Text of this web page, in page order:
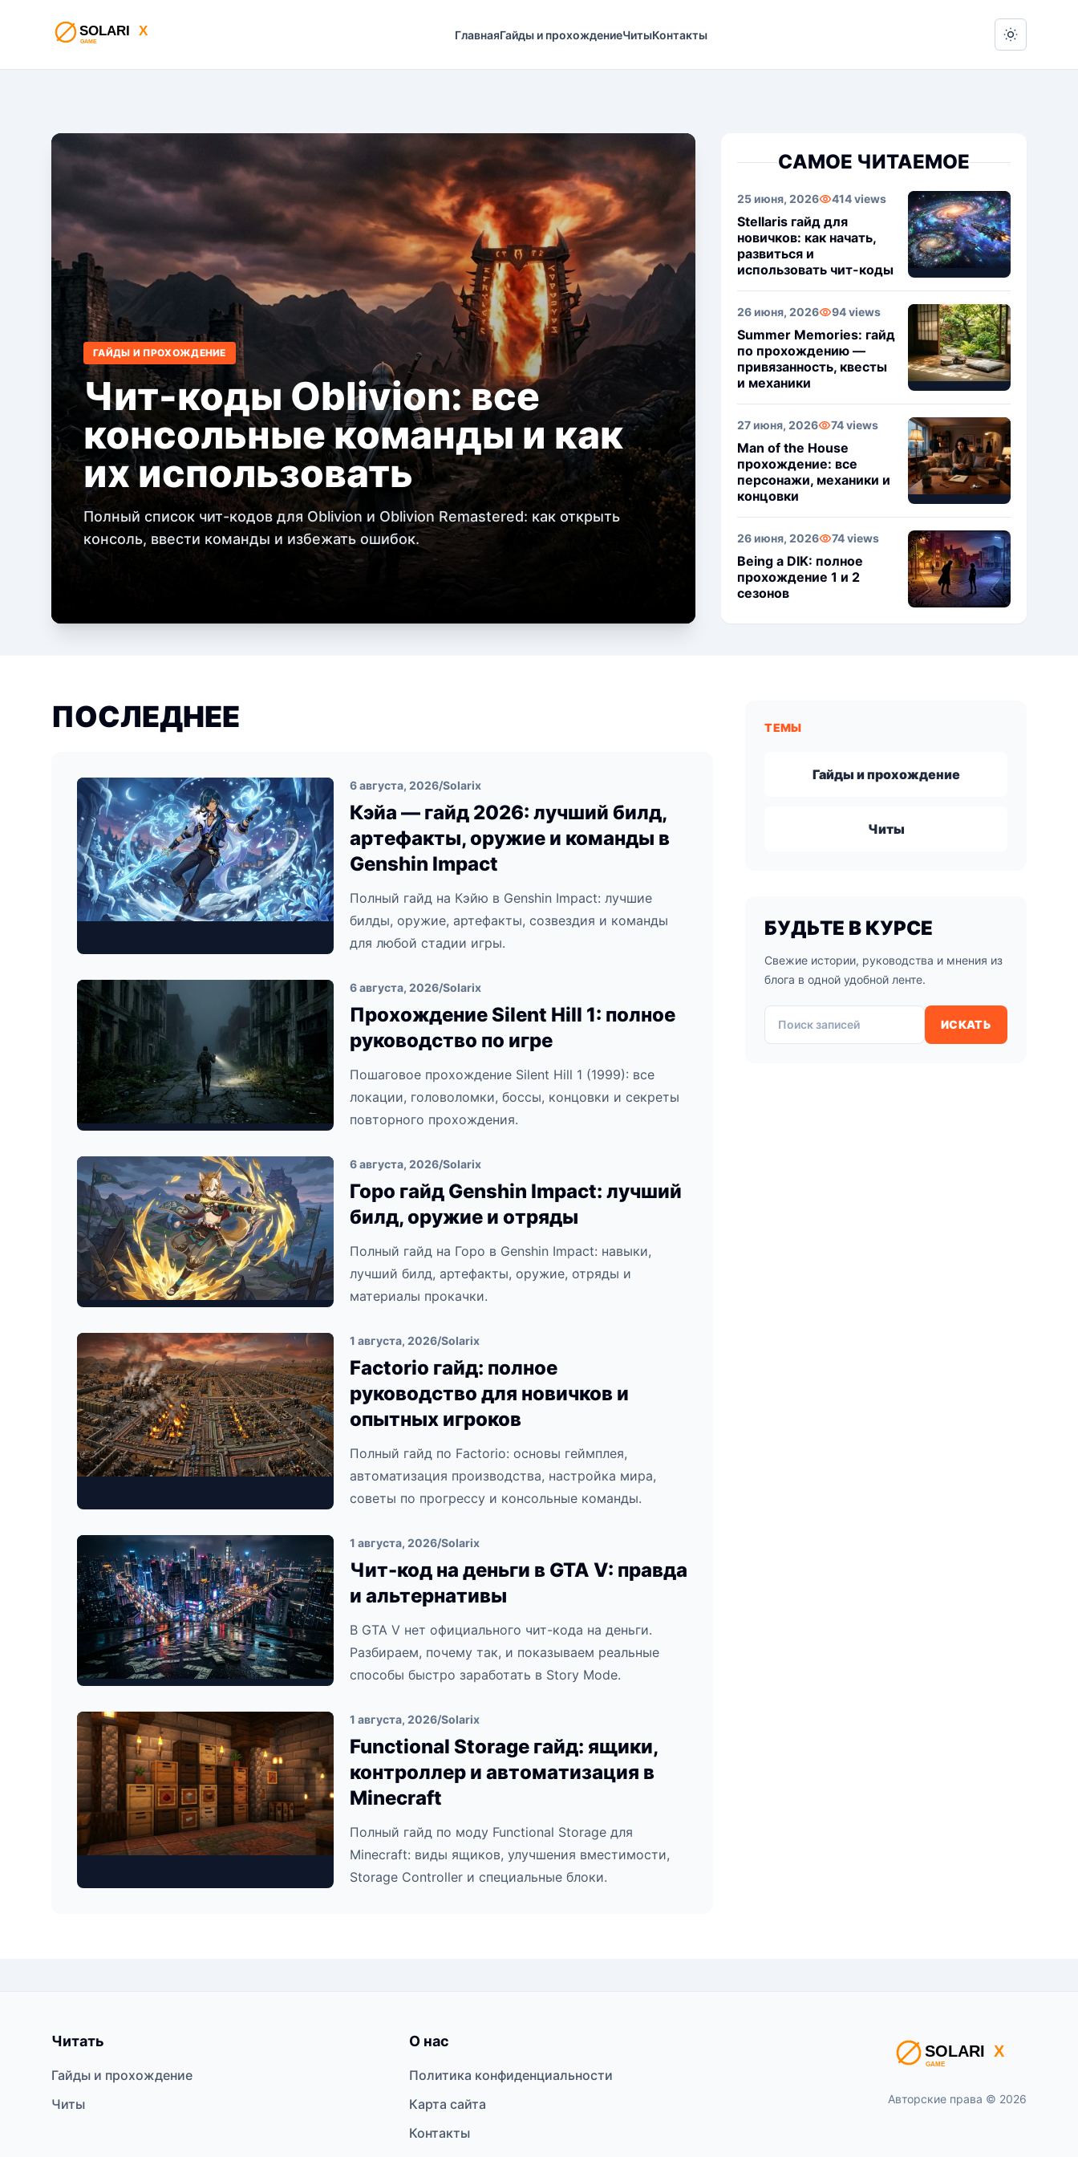
ГлавнаяГайды и прохождениеЧитыКонтакты Switch to
ГАЙДЫ И ПРОХОЖДЕНИЕ
Чит-коды Oblivion: все
консольные команды и как
их использовать
Полный список чит-кодов для Oblivion и Oblivion Remastered: как открыть
консоль, ввести команды и избежать ошибок.
САМОЕ ЧИТАЕМОЕ
25 июня, 2026 414 views
Stellaris гайд для
новичков: как начать,
развиться и
использовать чит-коды
26 июня, 2026 94 views
Summer Memories: гайд
по прохождению —
привязанность, квесты
и механики
27 июня, 2026 74 views
Man of the House
прохождение: все
персонажи, механики и
концовки
26 июня, 2026 74 views
Being a DIK: полное
прохождение 1 и 2
сезонов
ПОСЛЕДНЕЕ
6 августа, 2026/Solarix
Кэйа — гайд 2026: лучший билд,
артефакты, оружие и команды в
Genshin Impact
Полный гайд на Кэйю в Genshin Impact: лучшие
билды, оружие, артефакты, созвездия и команды
для любой стадии игры.
6 августа, 2026/Solarix
Прохождение Silent Hill 1: полное
руководство по игре
Пошаговое прохождение Silent Hill 1 (1999): все
локации, головоломки, боссы, концовки и секреты
повторного прохождения.
6 августа, 2026/Solarix
Горо гайд Genshin Impact: лучший
билд, оружие и отряды
Полный гайд на Горо в Genshin Impact: навыки,
лучший билд, артефакты, оружие, отряды и
материалы прокачки.
1 августа, 2026/Solarix
Factorio гайд: полное
руководство для новичков и
опытных игроков
Полный гайд по Factorio: основы геймплея,
автоматизация производства, настройка мира,
советы по прогрессу и консольные команды.
1 августа, 2026/Solarix
Чит-код на деньги в GTA V: правда
и альтернативы
В GTA V нет официального чит-кода на деньги.
Разбираем, почему так, и показываем реальные
способы быстро заработать в Story Mode.
1 августа, 2026/Solarix
Functional Storage гайд: ящики,
контроллер и автоматизация в
Minecraft
Полный гайд по моду Functional Storage для
Minecraft: виды ящиков, улучшения вместимости,
Storage Controller и специальные блоки.
ТЕМЫ
Гайды и прохождение
Читы
БУДЬТЕ В КУРСЕ
Свежие истории, руководства и мнения из
блога в одной удобной ленте.
Поиск записей
ИСКАТЬ
Читать
Гайды и прохождение
Читы
О нас
Политика конфиденциальности
Карта сайта
Контакты
Авторские права © 2026